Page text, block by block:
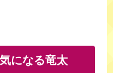
になる竜太